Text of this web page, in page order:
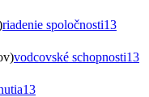
riadenie spoločnosti13
vodcovské schopnosti13
13